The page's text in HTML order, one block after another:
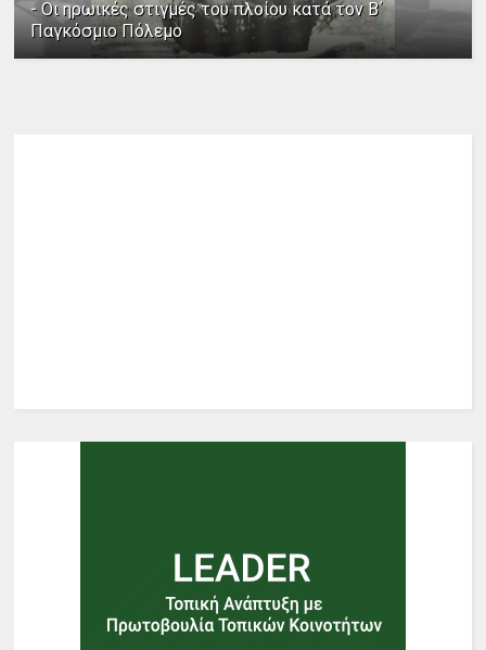
- Οι ηρωικές στιγμές του πλοίου κατά τον Β΄
Παγκόσμιο Πόλεμο